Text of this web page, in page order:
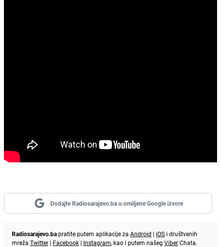
Dodajte Radiosarajevo.ba u omiljene Google izvore
Radiosarajevo.bapratite putem aplikacije za Android | iOS i društvenih
mreža Twitter | Facebook | Instagram, kao i putem našeg ViberChata.